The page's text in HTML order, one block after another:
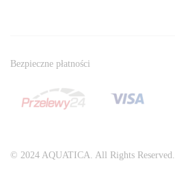
© 2024 AQUATICA. All Rights Reserved.
Bezpieczne płatności